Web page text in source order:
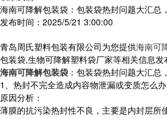
海南可降解包装袋：包装袋热封问题大汇总
发布时间：2025/5/21 3:00:00
青岛周氏塑料包装有限公司为您提供海南可
包装袋,生物可降解塑料袋厂家等相关信息发
海南可降解包装袋 ：包装袋热封问题大汇总
1、热封不完全造成内容物泄漏或变质怎么办
原因分析：
薄膜的抗污染热封性不良，主要是内封层所